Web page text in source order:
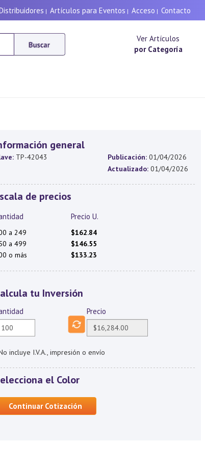
| Artículos para Eventos | Acceso | Contacto
Ver Artículos
por Categoría
general
TP-42043 Publicación: 01/04/2026
Actualizado: 01/04/2026
de precios
Precio U.
a 249
$162.84
a 499
$146.55
o más
$133.23
tu Inversión
Precio
incluye I.V.A., impresión o envío
el Color
Continuar Cotización